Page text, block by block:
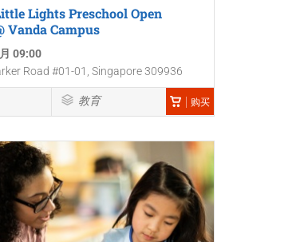
Lights Preschool Open
Vanda Campus
09:00
Road #01-01, Singapore 309936
教育 购买